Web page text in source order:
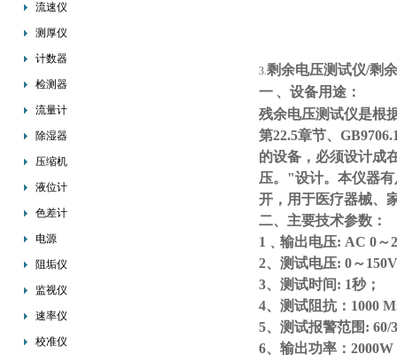
流速仪
测厚仪
计数器
检测器
流量计
除湿器
压缩机
液位计
色差计
电源
阻垢仪
监视仪
速率仪
校准仪
3.剩余电压测试仪/剩
一 、设备用途：
残余电压测试仪是根
第22.5章节、
的设备，必须设计成
压。"设计。本仪器
开，用于医疗器械、
二、主要技术参数：
1﹑输出电压: AC 0～
2、测试电压: 0～
3、测试时间: 1秒；
4、测试阻抗：1000
5、测试报警范围: 60/
6、输出功率：2000W